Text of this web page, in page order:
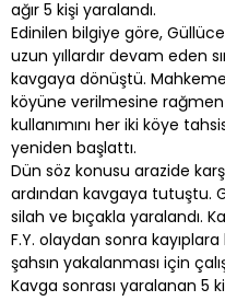
ağır 5 kişi yaralandı.
Edinilen bilgiye göre,
uzun yıllardır devam eden
kavgaya dönüştü.
köyüne verilmesine
kullanımını her iki köye
yeniden başlattı.
Dün söz konusu arazide
ardından kavgaya tutuştu.
silah ve bıçakla yaralandı.
F.Y. olaydan sonra
şahsın yakalanması için
Kavga sonrası yaralanan 5